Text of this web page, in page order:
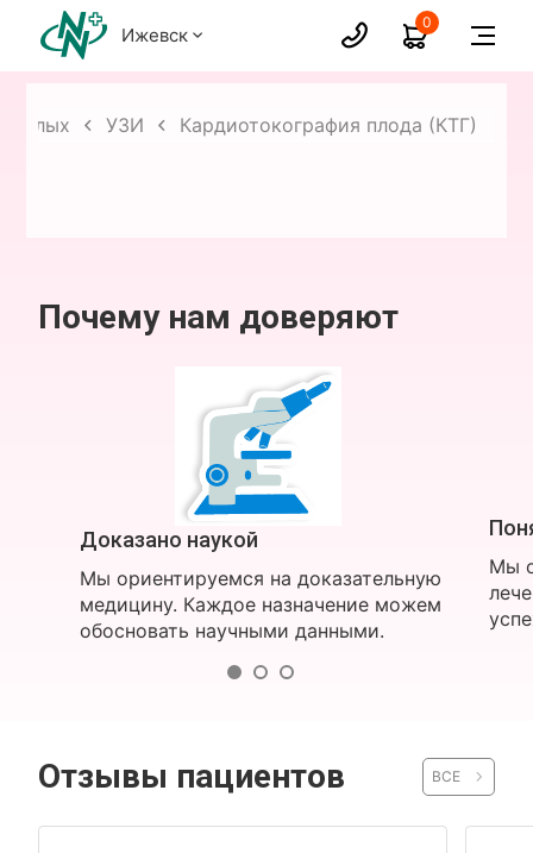
Ижевск
0
УЗИ Кардиотокография плода (КТГ)
Почему нам доверяют
Доказано наукой
Мы ориентируемся на доказательную
медицину. Каждое назначение можем
обосновать научными данными.
Мы
Отзывы пациентов ВСЕ